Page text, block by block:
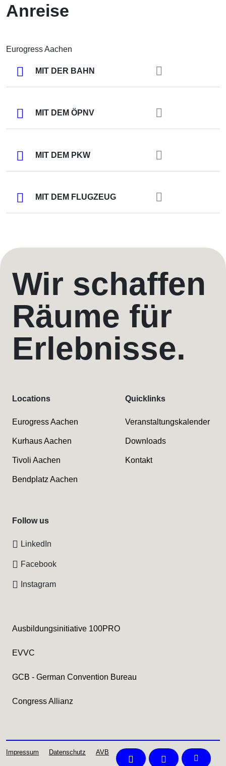
Anreise
Eurogress Aachen
MIT DER BAHN
MIT DEM ÖPNV
MIT DEM PKW
MIT DEM FLUGZEUG
Wir schaffen
Räume für
Erlebnisse.
Ausbildungsinitiative 100PRO
EVVC
GCB - German Convention Bureau
Congress Allianz
Locations
Eurogress Aachen
Kurhaus Aachen
Tivoli Aachen
Bendplatz Aachen
Quicklinks
Veranstaltungskalender
Downloads
Kontakt
Follow us
LinkedIn
Facebook
Instagram
Impressum Datenschutz AVB